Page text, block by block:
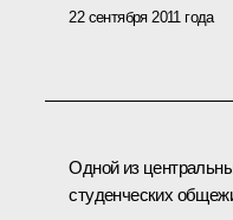
22 сентября 2011 года
Одной из
студенческих